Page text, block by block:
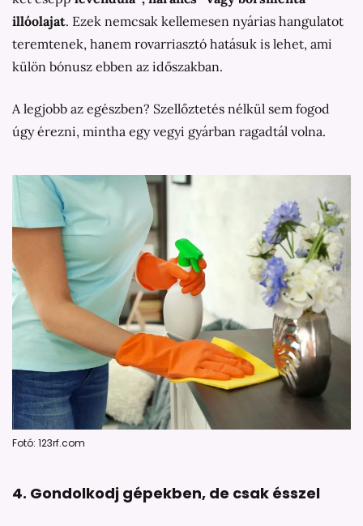
illóolajat. Ezek nemcsak kellemesen nyárias hangulatot
teremtenek, hanem rovarriasztó hatásuk is lehet, ami
külön bónusz ebben az időszakban.
A legjobb az egészben? Szellőztetés nélkül sem fogod
úgy érezni, mintha egy vegyi gyárban ragadtál volna.
Fotó: 123rf.com
4. Gondolkodj gépekben, de csak ésszel